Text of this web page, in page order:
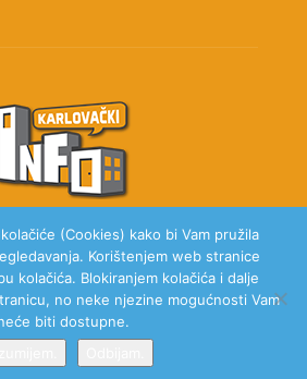
O NAMA
Info, Sva prava pridržana.
(Cookies) kako bi Vam pružila
Korištenjem web stranice
kolačića. Blokiranjem kolačića i dalje
no neke njezine mogućnosti Vam
biti dostupne.